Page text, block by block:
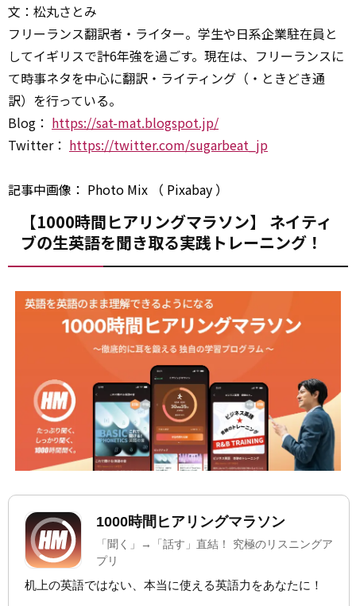
文：松丸さとみ
フリーランス翻訳者・ライター。学生や日系企業駐在員と
してイギリスで計6年強を過ごす。現在は、フリーランスに
て時事ネタを中心に翻訳・ライティング（・ときどき通
訳）を行っている。
Blog： https://sat-mat.blogspot.jp/
Twitter： https://twitter.com/sugarbeat_jp
記事中画像： Photo Mix （ Pixabay ）
【1000時間ヒアリングマラソン】 ネイティ
ブの生英語を聞き取る実践トレーニング！